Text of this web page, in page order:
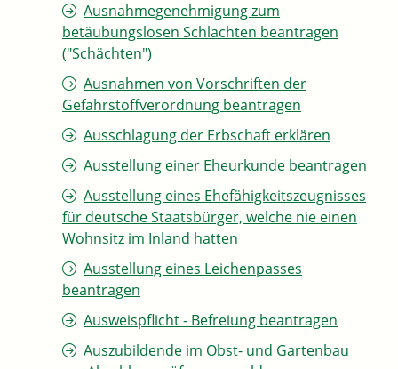
Ausnahmegenehmigung zum
betäubungslosen Schlachten beantragen
("Schächten")
Ausnahmen von Vorschriften der
Gefahrstoffverordnung beantragen
Ausschlagung der Erbschaft erklären
Ausstellung einer Eheurkunde beantragen
Ausstellung eines Ehefähigkeitszeugnisses
für deutsche Staatsbürger, welche nie einen
Wohnsitz im Inland hatten
Ausstellung eines Leichenpasses
beantragen
Ausweispflicht - Befreiung beantragen
Auszubildende im Obst- und Gartenbau